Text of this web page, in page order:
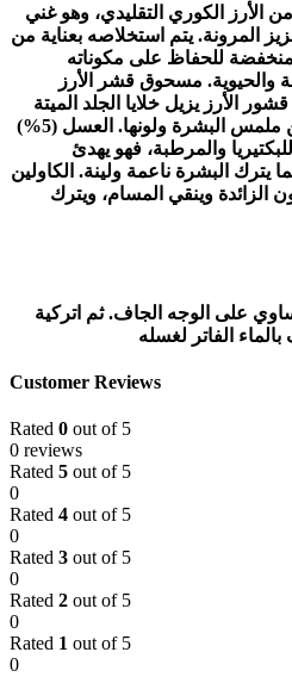
الأرز الكوري التقليدي، وهو غني
المرونة. يتم استخلاصه بعناية من
للحفاظ على مكوناته
والحيوية. مسحوق قشر الأرز
يزيل خلايا الجلد الميتة
والشوائب بشكل فعال، ويحسن ملمس البشرة ولونها. العسل (5%)
والمرطبة، فهو يهدئ
يترك البشرة ناعمة ولينة. الكاولين
الزائدة وينقي المسام، ويترك
على الوجه الجاف. ثم اتركية
Customer Reviews
Rated 0 out of 5
0 reviews
Rated 5 out of 5
0
Rated 4 out of 5
0
Rated 3 out of 5
0
Rated 2 out of 5
0
Rated 1 out of 5
0